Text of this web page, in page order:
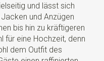
und lässt sich
und Anzügen
bis hin zu kräftigeren
für eine Hochzeit, denn
dem Outfit des